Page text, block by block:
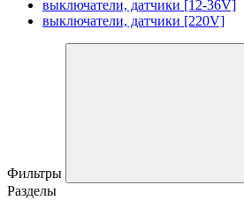
выключатели, датчики [12-36V]
выключатели, датчики [220V]
Фильтры
Разделы